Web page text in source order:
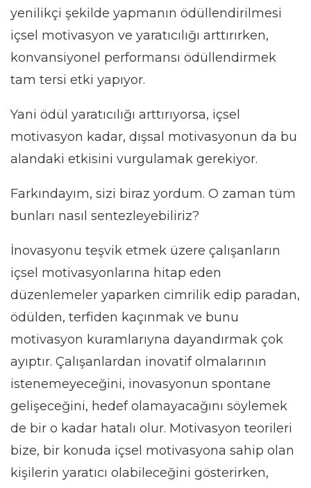
yenilikçi şekilde yapmanın ödüllendirilmesi
içsel motivasyon ve yaratıcılığı arttırırken,
konvansiyonel performansı ödüllendirmek
tam tersi etki yapıyor.
Yani ödül yaratıcılığı arttırıyorsa, içsel
motivasyon kadar, dışsal motivasyonun da bu
alandaki etkisini vurgulamak gerekiyor.
Farkındayım, sizi biraz yordum. O zaman tüm
bunları nasıl sentezleyebiliriz?
İnovasyonu teşvik etmek üzere çalışanların
içsel motivasyonlarına hitap eden
düzenlemeler yaparken cimrilik edip paradan,
ödülden, terfiden kaçınmak ve bunu
motivasyon kuramlarıyna dayandırmak çok
ayıptır. Çalışanlardan inovatif olmalarının
istenemeyeceğini, inovasyonun spontane
gelişeceğini, hedef olamayacağını söylemek
de bir o kadar hatalı olur. Motivasyon teorileri
bize, bir konuda içsel motivasyona sahip olan
kişilerin yaratıcı olabileceğini gösterirken,